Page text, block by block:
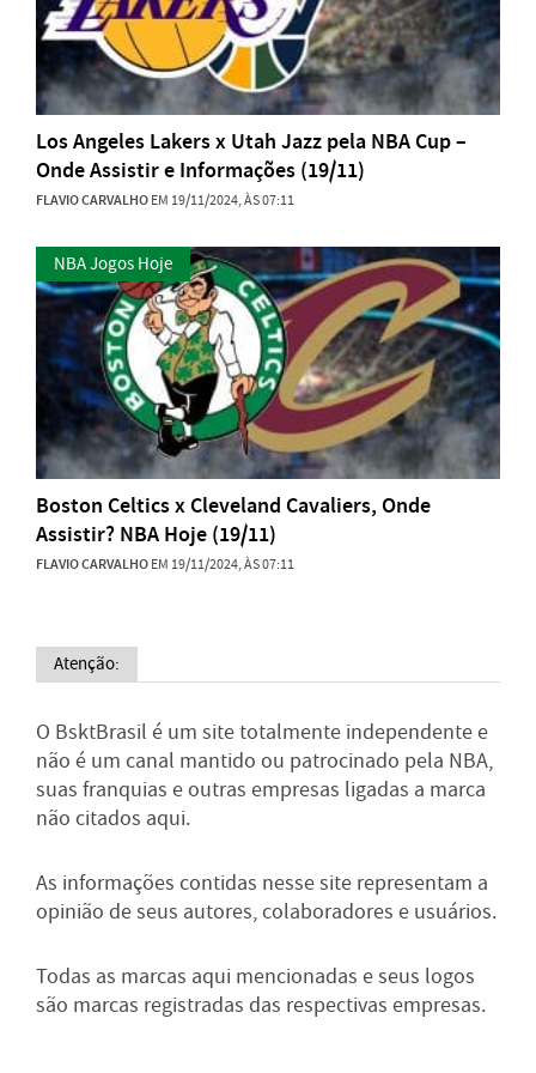
Los Angeles Lakers x Utah Jazz pela NBA Cup –
Onde Assistir e Informações (19/11)
FLAVIO CARVALHOEM 19/11/2024, ÀS 07:11
NBA Jogos Hoje
Boston Celtics x Cleveland Cavaliers, Onde
Assistir? NBA Hoje (19/11)
FLAVIO CARVALHOEM 19/11/2024, ÀS 07:11
Atenção:
O BsktBrasil é um site totalmente independente e
não é um canal mantido ou patrocinado pela NBA,
suas franquias e outras empresas ligadas a marca
não citados aqui.
As informações contidas nesse site representam a
opinião de seus autores, colaboradores e usuários.
Todas as marcas aqui mencionadas e seus logos
são marcas registradas das respectivas empresas.